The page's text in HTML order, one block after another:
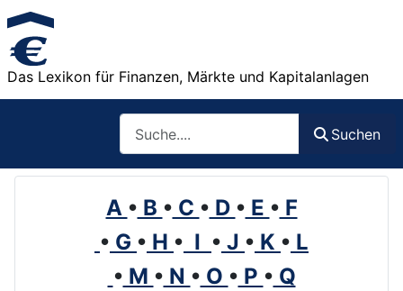
Das Lexikon für Finanzen, Märkte und Kapitalanlagen
Suchen
A • B • C • D • E • F
• G • H • I • J • K • L
• M • N • O • P • Q